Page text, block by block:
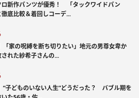
ロ新作パンツが優秀！ 「タックワイドパン
徹底比較＆着回しコーデ...
「家の呪縛を断ち切りたい」地元の男尊女卑か
された紗希子さんの...
“子どものいない人生”どうだった？ バブル期を